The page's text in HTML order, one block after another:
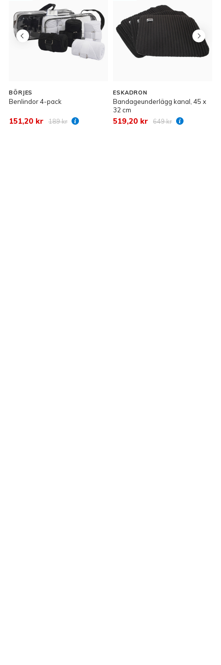
BÖRJES
Benlindor 4-pack
151,20 kr 189 kr
ESKADRON
Bandageunderlägg kanal, 45 x
32 cm
519,20 kr 649 kr